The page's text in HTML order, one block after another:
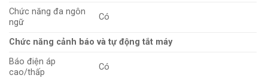
Chức năng đa ngôn
ngữ
Có
Chức năng cảnh báo và tự động tắt máy
Báo điện áp
cao/thấp
Có